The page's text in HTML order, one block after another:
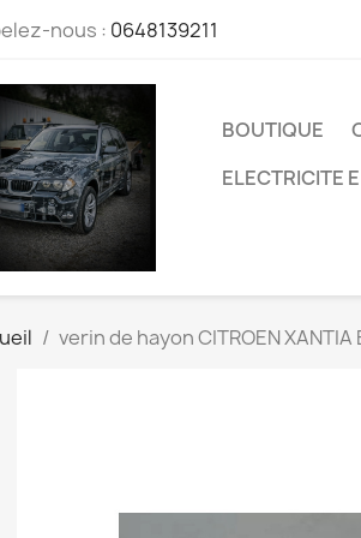
nous : 0648139211
BOUTIQUE
ELECTRICITE
verin de hayon CITROEN XANTIA